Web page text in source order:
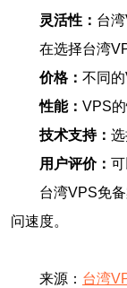
灵活性： 台
在选择台湾
价格： 不同
性能： VPS
技术支持：
用户评价：
台湾VPS免
问速度。
来源： 台湾